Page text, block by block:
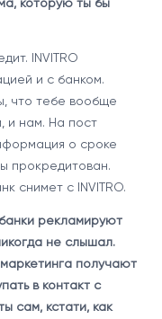
INVITRO
и с банком.
что тебе вообще
и нам. На пост
о сроке
прокредитован.
снимет с INVITRO.
рекламируют
не слышал.
получают
в контакт с
сам, кстати, как